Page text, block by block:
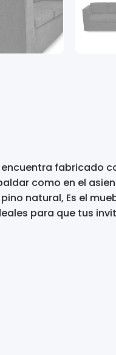
encuentra
como en el
natural, Es el
para que tus